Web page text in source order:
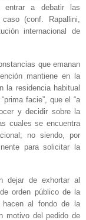
entrar a debatir las
(conf. Rapallini,
internacional de
que emanan
mantiene en la
la residencia habitual
facie”, que el “a
y decidir sobre la
cuales se encuentra
no siendo, por
para solicitar la
dejar de exhortar al
orden público de la
hacen al fondo de la
motivo del pedido de